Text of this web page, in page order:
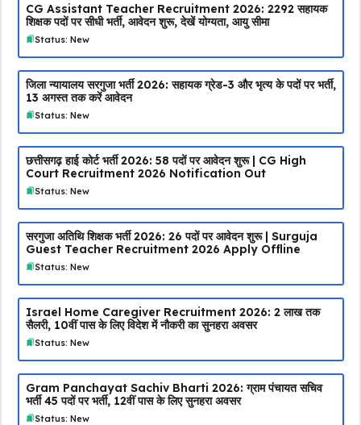
CG Assistant Teacher Recruitment 2026: 2292 सहायक
शिक्षक पदों पर सीधी भर्ती, आवेदन शुरू, देखें योग्यता, आयु सीमा
Status: New
जिला न्यायालय सरगुजा भर्ती 2026: सहायक ग्रेड-3 और भृत्य के पदों पर भर्ती,
13 अगस्त तक करें आवेदन
Status: New
छत्तीसगढ़ हाई कोर्ट भर्ती 2026: 58 पदों पर आवेदन शुरू | CG High
Court Recruitment 2026 Notification Out
Status: New
सरगुजा अतिथि शिक्षक भर्ती 2026: 26 पदों पर आवेदन शुरू | Surguja
Guest Teacher Recruitment 2026 Apply Offline
Status: New
Israel Home Caregiver Recruitment 2026: ₹2 लाख तक
सैलरी, 10वीं पास के लिए विदेश में नौकरी का सुनहरा अवसर
Status: New
Gram Panchayat Sachiv Bharti 2026: ग्राम पंचायत सचिव
भर्ती 45 पदों पर भर्ती, 12वीं पास के लिए सुनहरा अवसर
Status: New